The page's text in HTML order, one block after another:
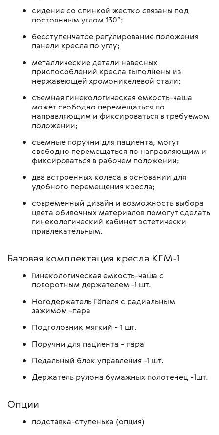
сидение со спинкой жестко связаны под
постоянным углом 130°;
бесступенчатое регулирование положения
панели кресла по углу;
металлические детали навесных
приспособлений кресла выполнены из
нержавеющей хромоникелевой стали;
съемная гинекологическая емкость-чаша
может свободно перемещаться по
направляющим и фиксироваться в требуемом
положении;
съемные поручни для пациента, могут
свободно перемещаться по направляющим и
фиксироваться в рабочем положении;
два встроенных колеса в основании для
удобного перемещения кресла;
современный дизайн и возможность выбора
цвета обивочных материалов помогут сделать
гинекологический кабинет эстетически
привлекательным.
Базовая комплектация кресла КГМ-1
Гинекологическая емкость-чаша с
поворотным держателем -1 шт.
Ногодержатель Гёпеля с радиальным
зажимом -пара
Подголовник мягкий - 1 шт.
Поручни для пациента - пара
Педальный блок управления -1 шт.
Держатель рулона бумажных полотенец -1шт.
Опции
подставка-ступенька (опция)